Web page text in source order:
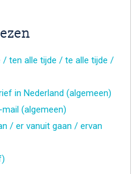
/ ten alle tijde / te alle tijde /
in Nederland (algemeen)
(algemeen)
/ er vanuit gaan / ervan